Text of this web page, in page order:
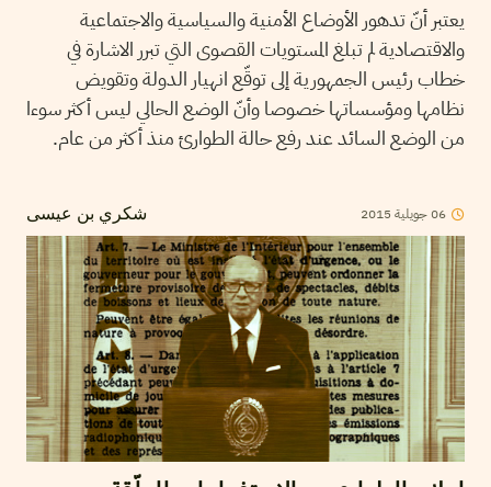
يعتبر أنّ تدهور الأوضاع الأمنية والسياسية والاجتماعية
والاقتصادية لم تبلغ المستويات القصوى التي تبرر الاشارة في
خطاب رئيس الجمهورية إلى توقّع انهيار الدولة وتقويض
نظامها ومؤسساتها خصوصا وأنّ الوضع الحالي ليس أكثر سوءا
من الوضع السائد عند رفع حالة الطوارئ منذ أكثر من عام.
شكري بن عيسى 06جويلية 2015